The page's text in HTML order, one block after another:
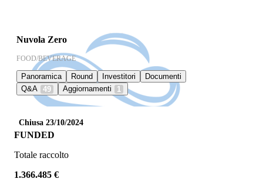
Nuvola Zero
FOOD/BEVERAGE
Panoramica Round Investitori
Documenti
Q&A 49 Aggiornamenti 1
Chiusa 23/10/2024
FUNDED
Totale raccolto
1.366.485 €